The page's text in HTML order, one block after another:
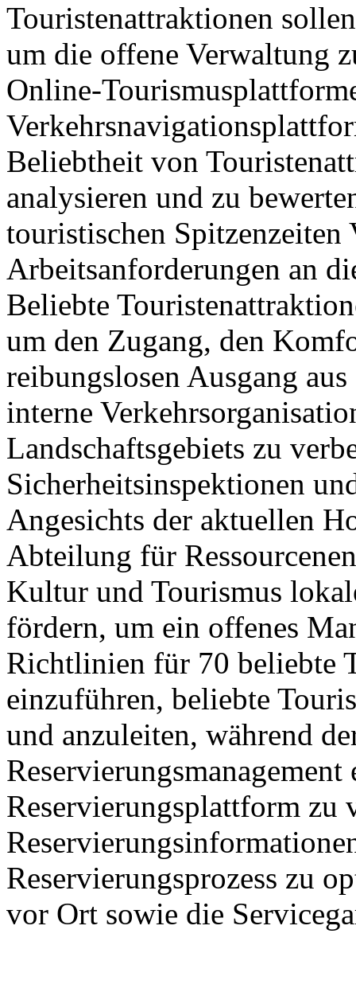
Touristenattraktionen
um die offene Verwaltung
Online-
Beliebtheit von
analysieren und zu
touristischen Spitzenzeiten
Arbeitsanforderungen an
Beliebte
um den Zugang, den
reibungslosen Ausgang
interne
Landschaftsgebiets zu
Sicherheitsinspektionen
Angesichts der aktuellen
Abteilung für
Kultur und Tourismus
fördern, um ein offenes
Richtlinien für 70 beliebte
einzuführen, beliebte
und anzuleiten, während
Reservierungsplattform zu
Reservierungsprozess zu
vor Ort sowie die